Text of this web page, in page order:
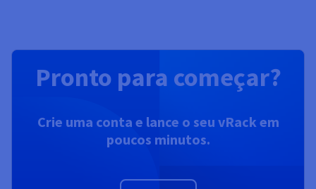
Pronto para começar?
Crie uma conta e lance o seu vRack em
poucos minutos.